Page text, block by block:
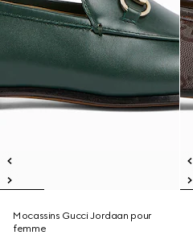
Mocassins Gucci Jordaan pour
femme